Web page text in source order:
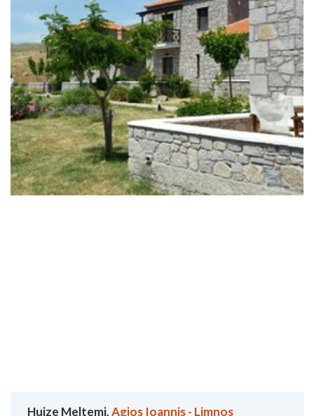
Huize Meltemi,Agios Ioannis - Limnos